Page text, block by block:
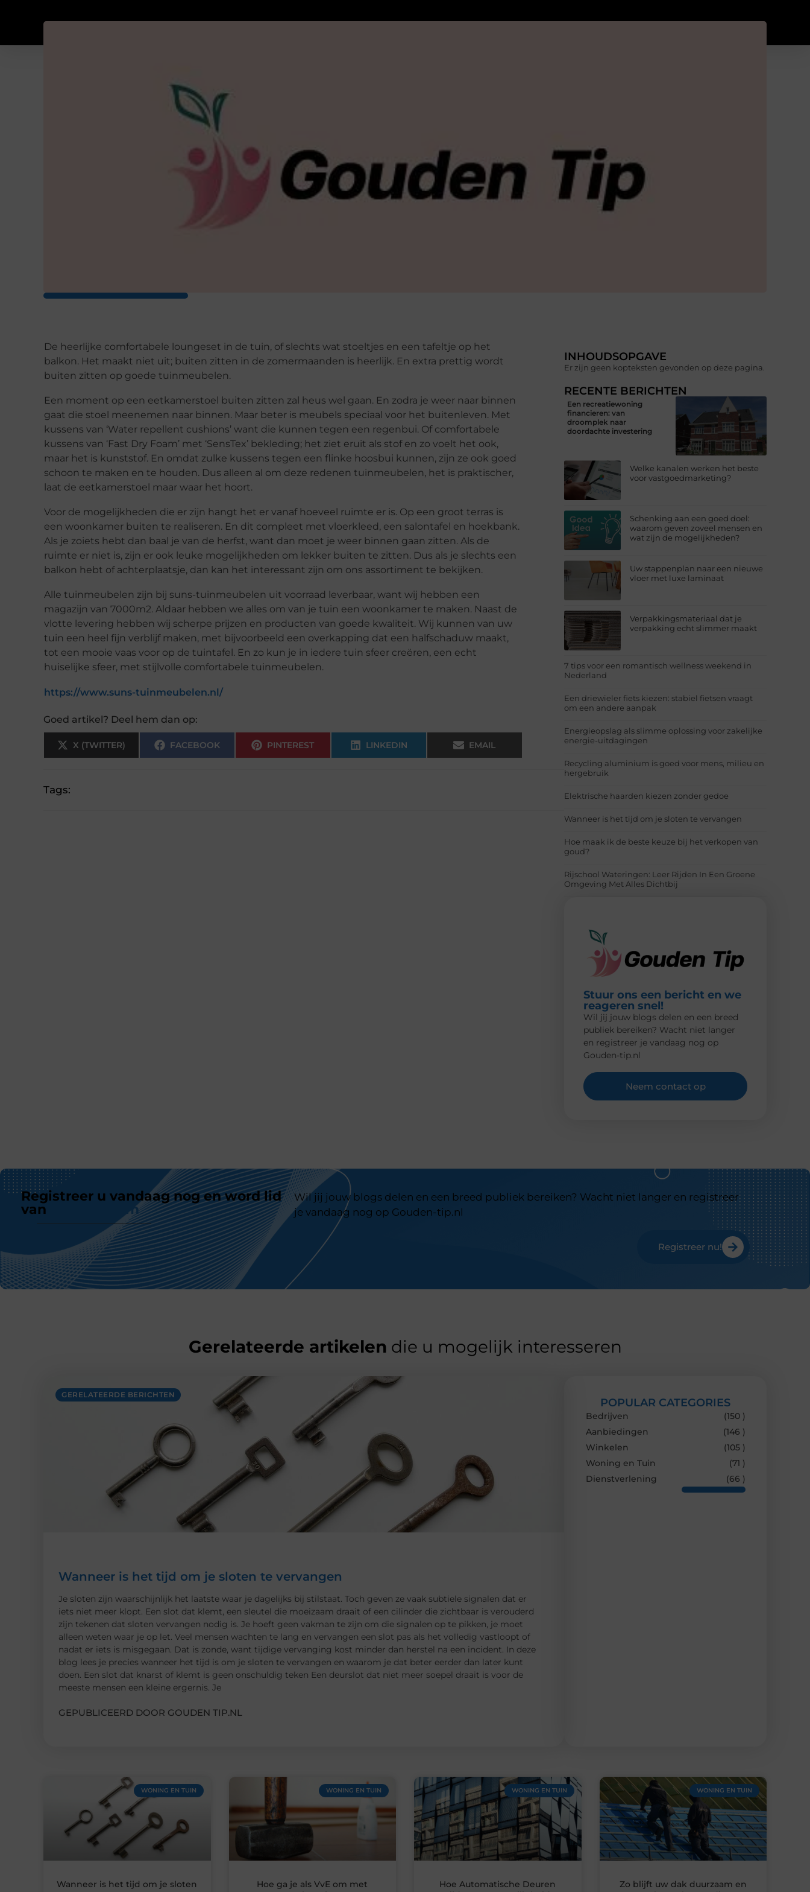
De heerlijke comfortabele loungeset in de tuin, of slechts wat stoeltjes en een tafeltje op het
balkon. Het maakt niet uit; buiten zitten in de zomermaanden is heerlijk. En extra prettig wordt
buiten zitten op goede tuinmeubelen.
Een moment op een eetkamerstoel buiten zitten zal heus wel gaan. En zodra je weer naar binnen
gaat die stoel meenemen naar binnen. Maar beter is meubels speciaal voor het buitenleven. Met
kussens van ‘Water repellent cushions’ want die kunnen tegen een regenbui. Of comfortabele
kussens van ‘Fast Dry Foam’ met ‘SensTex’ bekleding; het ziet eruit als stof en zo voelt het ook,
maar het is kunststof. En omdat zulke kussens tegen een flinke hoosbui kunnen, zijn ze ook goed
schoon te maken en te houden. Dus alleen al om deze redenen tuinmeubelen, het is praktischer,
laat de eetkamerstoel maar waar het hoort.
Voor de mogelijkheden die er zijn hangt het er vanaf hoeveel ruimte er is. Op een groot terras is
een woonkamer buiten te realiseren. En dit compleet met vloerkleed, een salontafel en hoekbank.
Als je zoiets hebt dan baal je van de herfst, want dan moet je weer binnen gaan zitten. Als de
ruimte er niet is, zijn er ook leuke mogelijkheden om lekker buiten te zitten. Dus als je slechts een
balkon hebt of achterplaatsje, dan kan het interessant zijn om ons assortiment te bekijken.
Alle tuinmeubelen zijn bij suns-tuinmeubelen uit voorraad leverbaar, want wij hebben een
magazijn van 7000m2. Aldaar hebben we alles om van je tuin een woonkamer te maken. Naast de
vlotte levering hebben wij scherpe prijzen en producten van goede kwaliteit. Wij kunnen van uw
tuin een heel fijn verblijf maken, met bijvoorbeeld een overkapping dat een halfschaduw maakt,
tot een mooie vaas voor op de tuintafel. En zo kun je in iedere tuin sfeer creëren, een echt
huiselijke sfeer, met stijlvolle comfortabele tuinmeubelen.
https://www.suns-tuinmeubelen.nl/
Goed artikel? Deel hem dan op:
X (TWITTER) FACEBOOK PINTEREST LINKEDIN EMAIL
Tags:
INHOUDSOPGAVE
Er zijn geen kopteksten gevonden op deze pagina.
RECENTE BERICHTEN
Een recreatiewoning
financieren: van
droomplek naar
doordachte investering
Welke kanalen werken het beste
voor vastgoedmarketing?
Schenking aan een goed doel:
waarom geven zoveel mensen en
wat zijn de mogelijkheden?
Uw stappenplan naar een nieuwe
vloer met luxe laminaat
Verpakkingsmateriaal dat je
verpakking echt slimmer maakt
7 tips voor een romantisch wellness weekend in
Nederland
Een driewieler fiets kiezen: stabiel fietsen vraagt
om een andere aanpak
Energieopslag als slimme oplossing voor zakelijke
energie-uitdagingen
Recycling aluminium is goed voor mens, milieu en
hergebruik
Elektrische haarden kiezen zonder gedoe
Wanneer is het tijd om je sloten te vervangen
Hoe maak ik de beste keuze bij het verkopen van
goud?
Rijschool Wateringen: Leer Rijden In Een Groene
Omgeving Met Alles Dichtbij
Stuur ons een bericht en we
reageren snel!
Wil jij jouw blogs delen en een breed
publiek bereiken? Wacht niet langer
en registreer je vandaag nog op
Gouden-tip.nl
Neem contact op
Registreer u vandaag nog en word lid
van
ons platform
Wil jij jouw blogs delen en een breed publiek bereiken? Wacht niet langer en registreer
je vandaag nog op Gouden-tip.nl
Registreer nu!
Gerelateerde artikelen die u mogelijk interesseren
GERELATEERDE BERICHTEN
Wanneer is het tijd om je sloten te vervangen
Je sloten zijn waarschijnlijk het laatste waar je dagelijks bij stilstaat. Toch geven ze vaak subtiele signalen dat er
iets niet meer klopt. Een slot dat klemt, een sleutel die moeizaam draait of een cilinder die zichtbaar is verouderd
zijn tekenen dat sloten vervangen nodig is. Je hoeft geen vakman te zijn om die signalen op te pikken, je moet
alleen weten waar je op let. Veel mensen wachten te lang en vervangen een slot pas als het volledig vastloopt of
nadat er iets is misgegaan. Dat is zonde, want tijdige vervanging kost minder dan herstel na een incident. In deze
blog lees je precies wanneer het tijd is om je sloten te vervangen en waarom je dat beter eerder dan later kunt
doen. Een slot dat knarst of klemt is geen onschuldig teken Een deurslot dat niet meer soepel draait is voor de
meeste mensen een kleine ergernis. Je
GEPUBLICEERD DOOR GOUDEN TIP.NL
POPULAR CATEGORIES
Bedrijven
(150 )
Aanbiedingen
(146 )
Winkelen
(105 )
Woning en Tuin
(71 )
Dienstverlening
(66 )
WONING EN TUIN
Wanneer is het tijd om je sloten
WONING EN TUIN
Hoe ga je als VvE om met
WONING EN TUIN
Hoe Automatische Deuren
WONING EN TUIN
Zo blijft uw dak duurzaam en